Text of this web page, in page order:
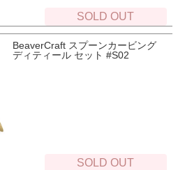
SOLD OUT
BeaverCraft スプーンカービング
ディティール セット #S02
SOLD OUT